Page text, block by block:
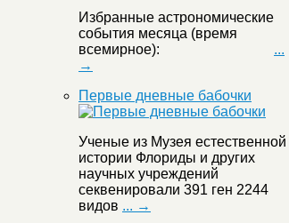
Избранные астрономические
события месяца (время
всемирное): ...
→
Первые дневные бабочки
Ученые из Музея естественной
истории Флориды и других
научных учреждений
секвенировали 391 ген 2244
видов ... →